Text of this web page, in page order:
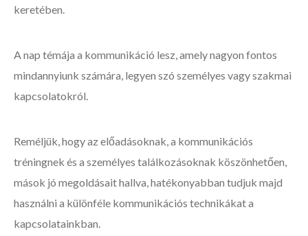
keretében.
A nap témája a kommunikáció lesz, amely nagyon fontos
mindannyiunk számára, legyen szó személyes vagy szakmai
kapcsolatokról.
Reméljük, hogy az előadásoknak, a kommunikációs
tréningnek és a személyes találkozásoknak köszönhetően,
mások jó megoldásait hallva, hatékonyabban tudjuk majd
használni a különféle kommunikációs technikákat a
kapcsolatainkban.